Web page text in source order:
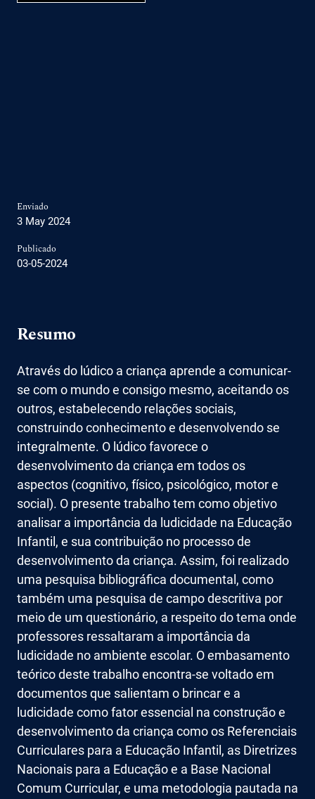
Enviado
3 May 2024
Publicado
03-05-2024
Resumo
Através do lúdico a criança aprende a comunicar-
se com o mundo e consigo mesmo, aceitando os
outros, estabelecendo relações sociais,
construindo conhecimento e desenvolvendo se
integralmente. O lúdico favorece o
desenvolvimento da criança em todos os
aspectos (cognitivo, físico, psicológico, motor e
social). O presente trabalho tem como objetivo
analisar a importância da ludicidade na Educação
Infantil, e sua contribuição no processo de
desenvolvimento da criança. Assim, foi realizado
uma pesquisa bibliográfica documental, como
também uma pesquisa de campo descritiva por
meio de um questionário, a respeito do tema onde
professores ressaltaram a importância da
ludicidade no ambiente escolar. O embasamento
teórico deste trabalho encontra-se voltado em
documentos que salientam o brincar e a
ludicidade como fator essencial na construção e
desenvolvimento da criança como os Referenciais
Curriculares para a Educação Infantil, as Diretrizes
Nacionais para a Educação e a Base Nacional
Comum Curricular, e uma metodologia pautada na